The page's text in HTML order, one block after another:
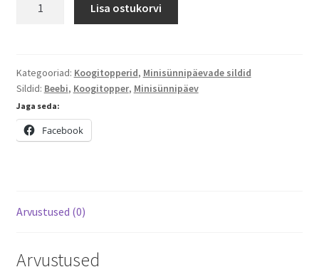
Lisa ostukorvi
Kategooriad: Koogitopperid, Minisünnipäevade sildid
Sildid: Beebi, Koogitopper, Minisünnipäev
Jaga seda:
Facebook
Arvustused (0)
Arvustused